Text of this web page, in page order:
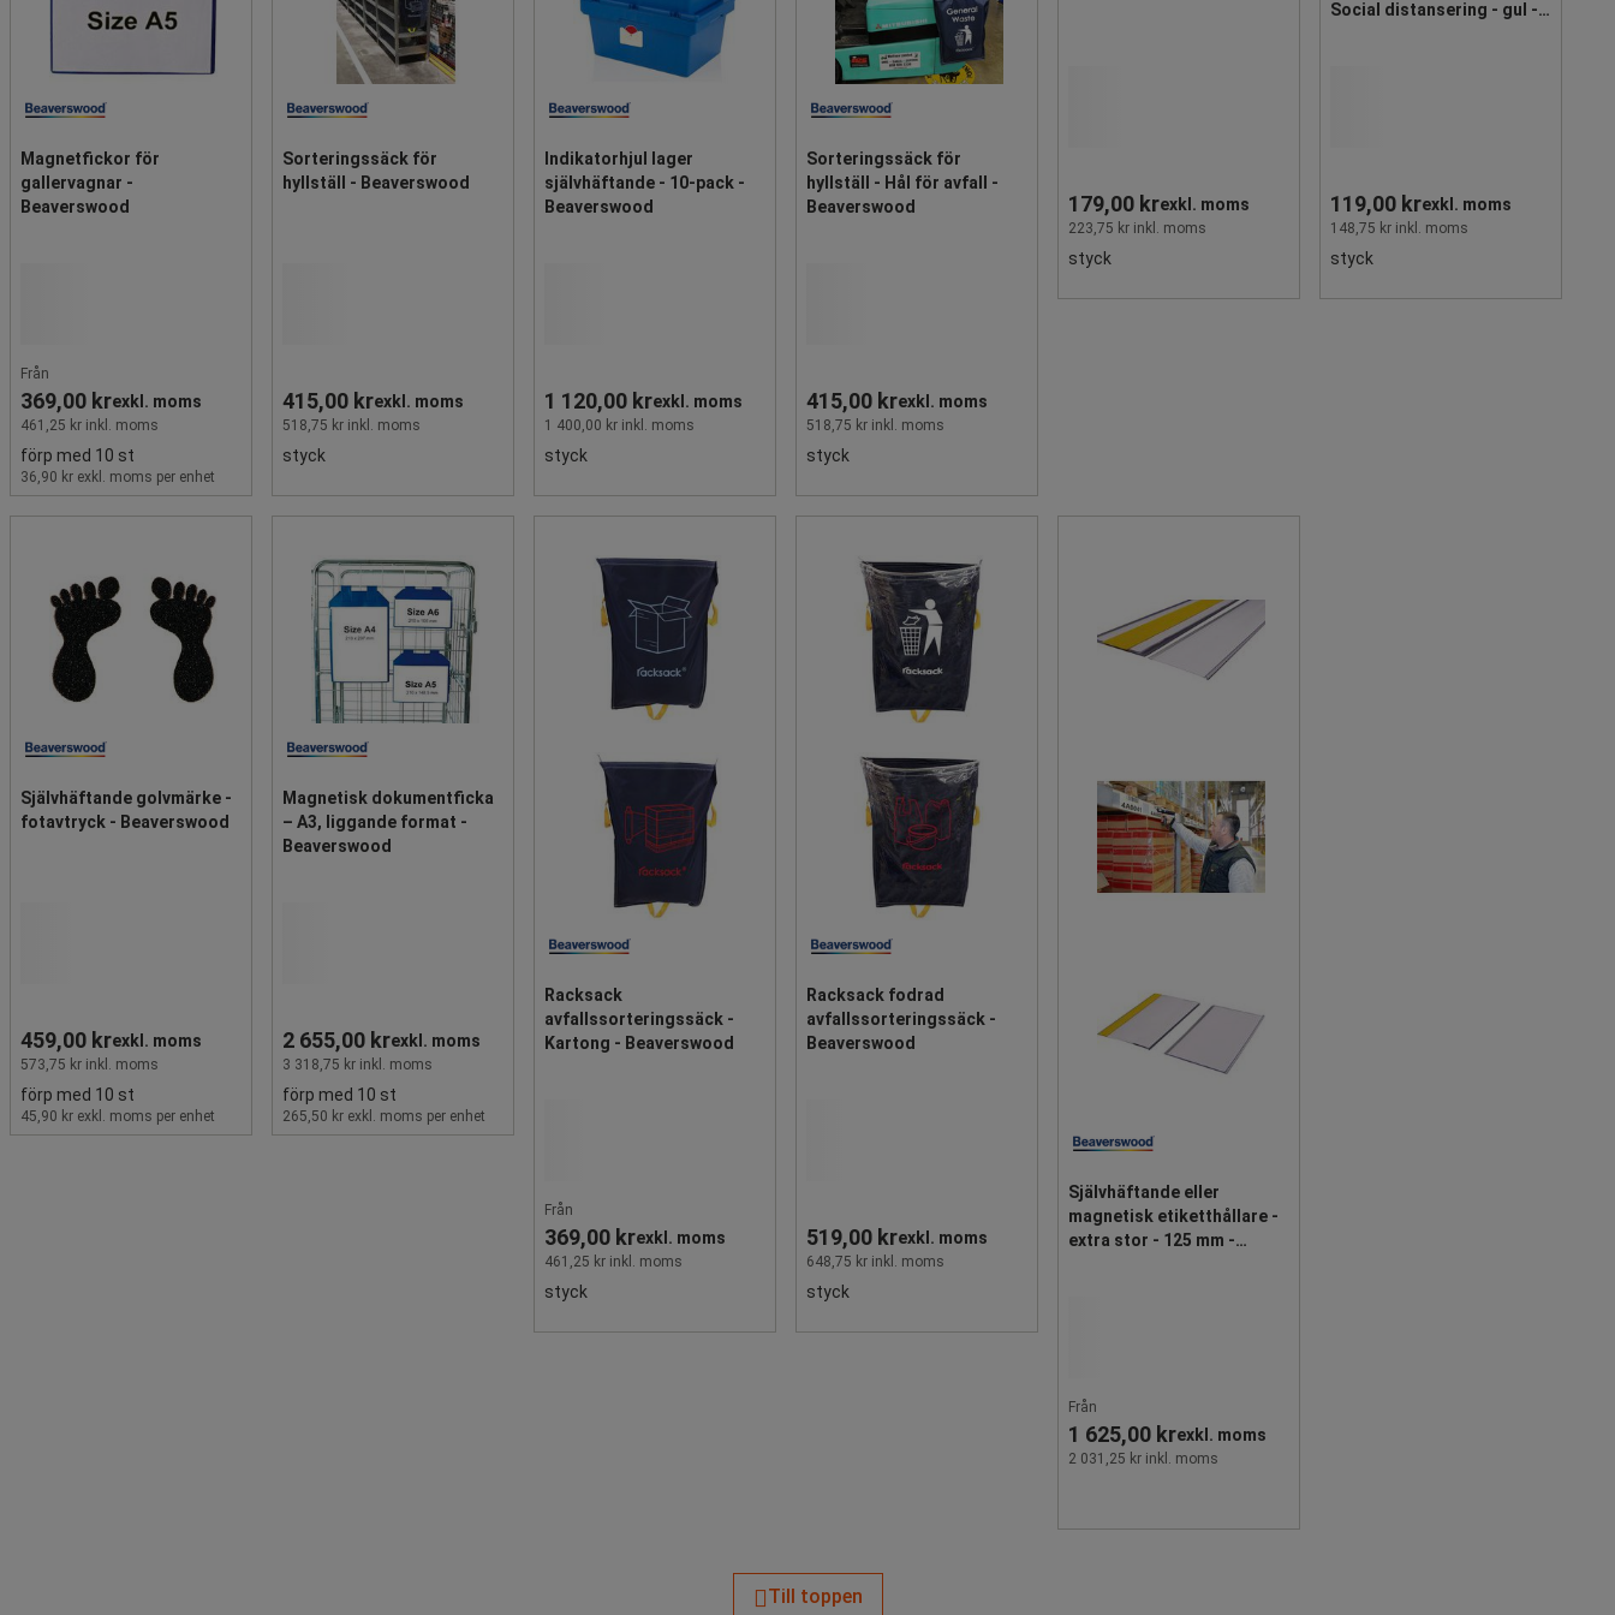
Magnetfickor för
gallervagnar -
Beaverswood
Från
369,00 krexkl. moms
461,25 kr inkl. moms
förp med 10 st
36,90 kr exkl. moms per enhet
Sorteringssäck för
hyllställ - Beaverswood
415,00 krexkl. moms
518,75 kr inkl. moms
styck
Indikatorhjul lager
självhäftande - 10-pack -
Beaverswood
1 120,00 krexkl. moms
1 400,00 kr inkl. moms
styck
Sorteringssäck för
hyllställ - Hål för avfall -
Beaverswood
415,00 krexkl. moms
518,75 kr inkl. moms
styck
179,00 krexkl. moms
223,75 kr inkl. moms
styck
Social distansering - gul -
119,00 krexkl. moms
148,75 kr inkl. moms
styck
Självhäftande golvmärke -
fotavtryck - Beaverswood
459,00 krexkl. moms
573,75 kr inkl. moms
förp med 10 st
45,90 kr exkl. moms per enhet
Magnetisk dokumentficka
– A3, liggande format -
Beaverswood
2 655,00 krexkl. moms
3 318,75 kr inkl. moms
förp med 10 st
265,50 kr exkl. moms per enhet
Racksack
avfallssorteringssäck -
Kartong - Beaverswood
Från
369,00 krexkl. moms
461,25 kr inkl. moms
styck
Racksack fodrad
avfallssorteringssäck -
Beaverswood
519,00 krexkl. moms
648,75 kr inkl. moms
styck
Självhäftande eller
magnetisk etiketthållare -
extra stor - 125 mm -
Från
1 625,00 krexkl. moms
2 031,25 kr inkl. moms
Till toppen